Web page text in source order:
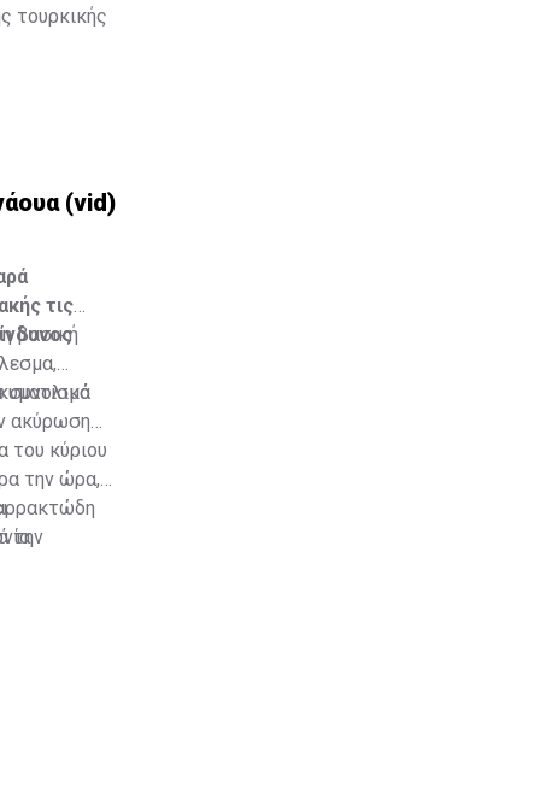
τουρκικής
(vid)
τις
βασική
συνολικά
ακύρωση
του κύριου
την ώρα,
την